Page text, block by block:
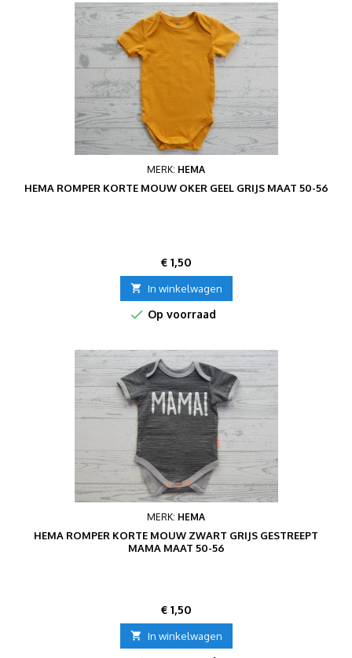
MERK: HEMA
HEMA ROMPER KORTE MOUW OKER GEEL GRIJS MAAT 50-56
Prijs
€ 1,50
 In winkelwagen
 Op voorraad
MERK: HEMA
HEMA ROMPER KORTE MOUW ZWART GRIJS GESTREEPT
MAMA MAAT 50-56
Prijs
€ 1,50
 In winkelwagen